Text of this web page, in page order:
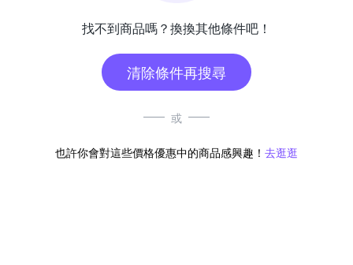
找不到商品嗎？換換其他條件吧！
清除條件再搜尋
或
也許你會對這些價格優惠中的商品感興趣！ 去逛逛